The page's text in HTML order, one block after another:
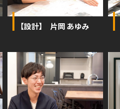
【設計】 片岡 あゆみ